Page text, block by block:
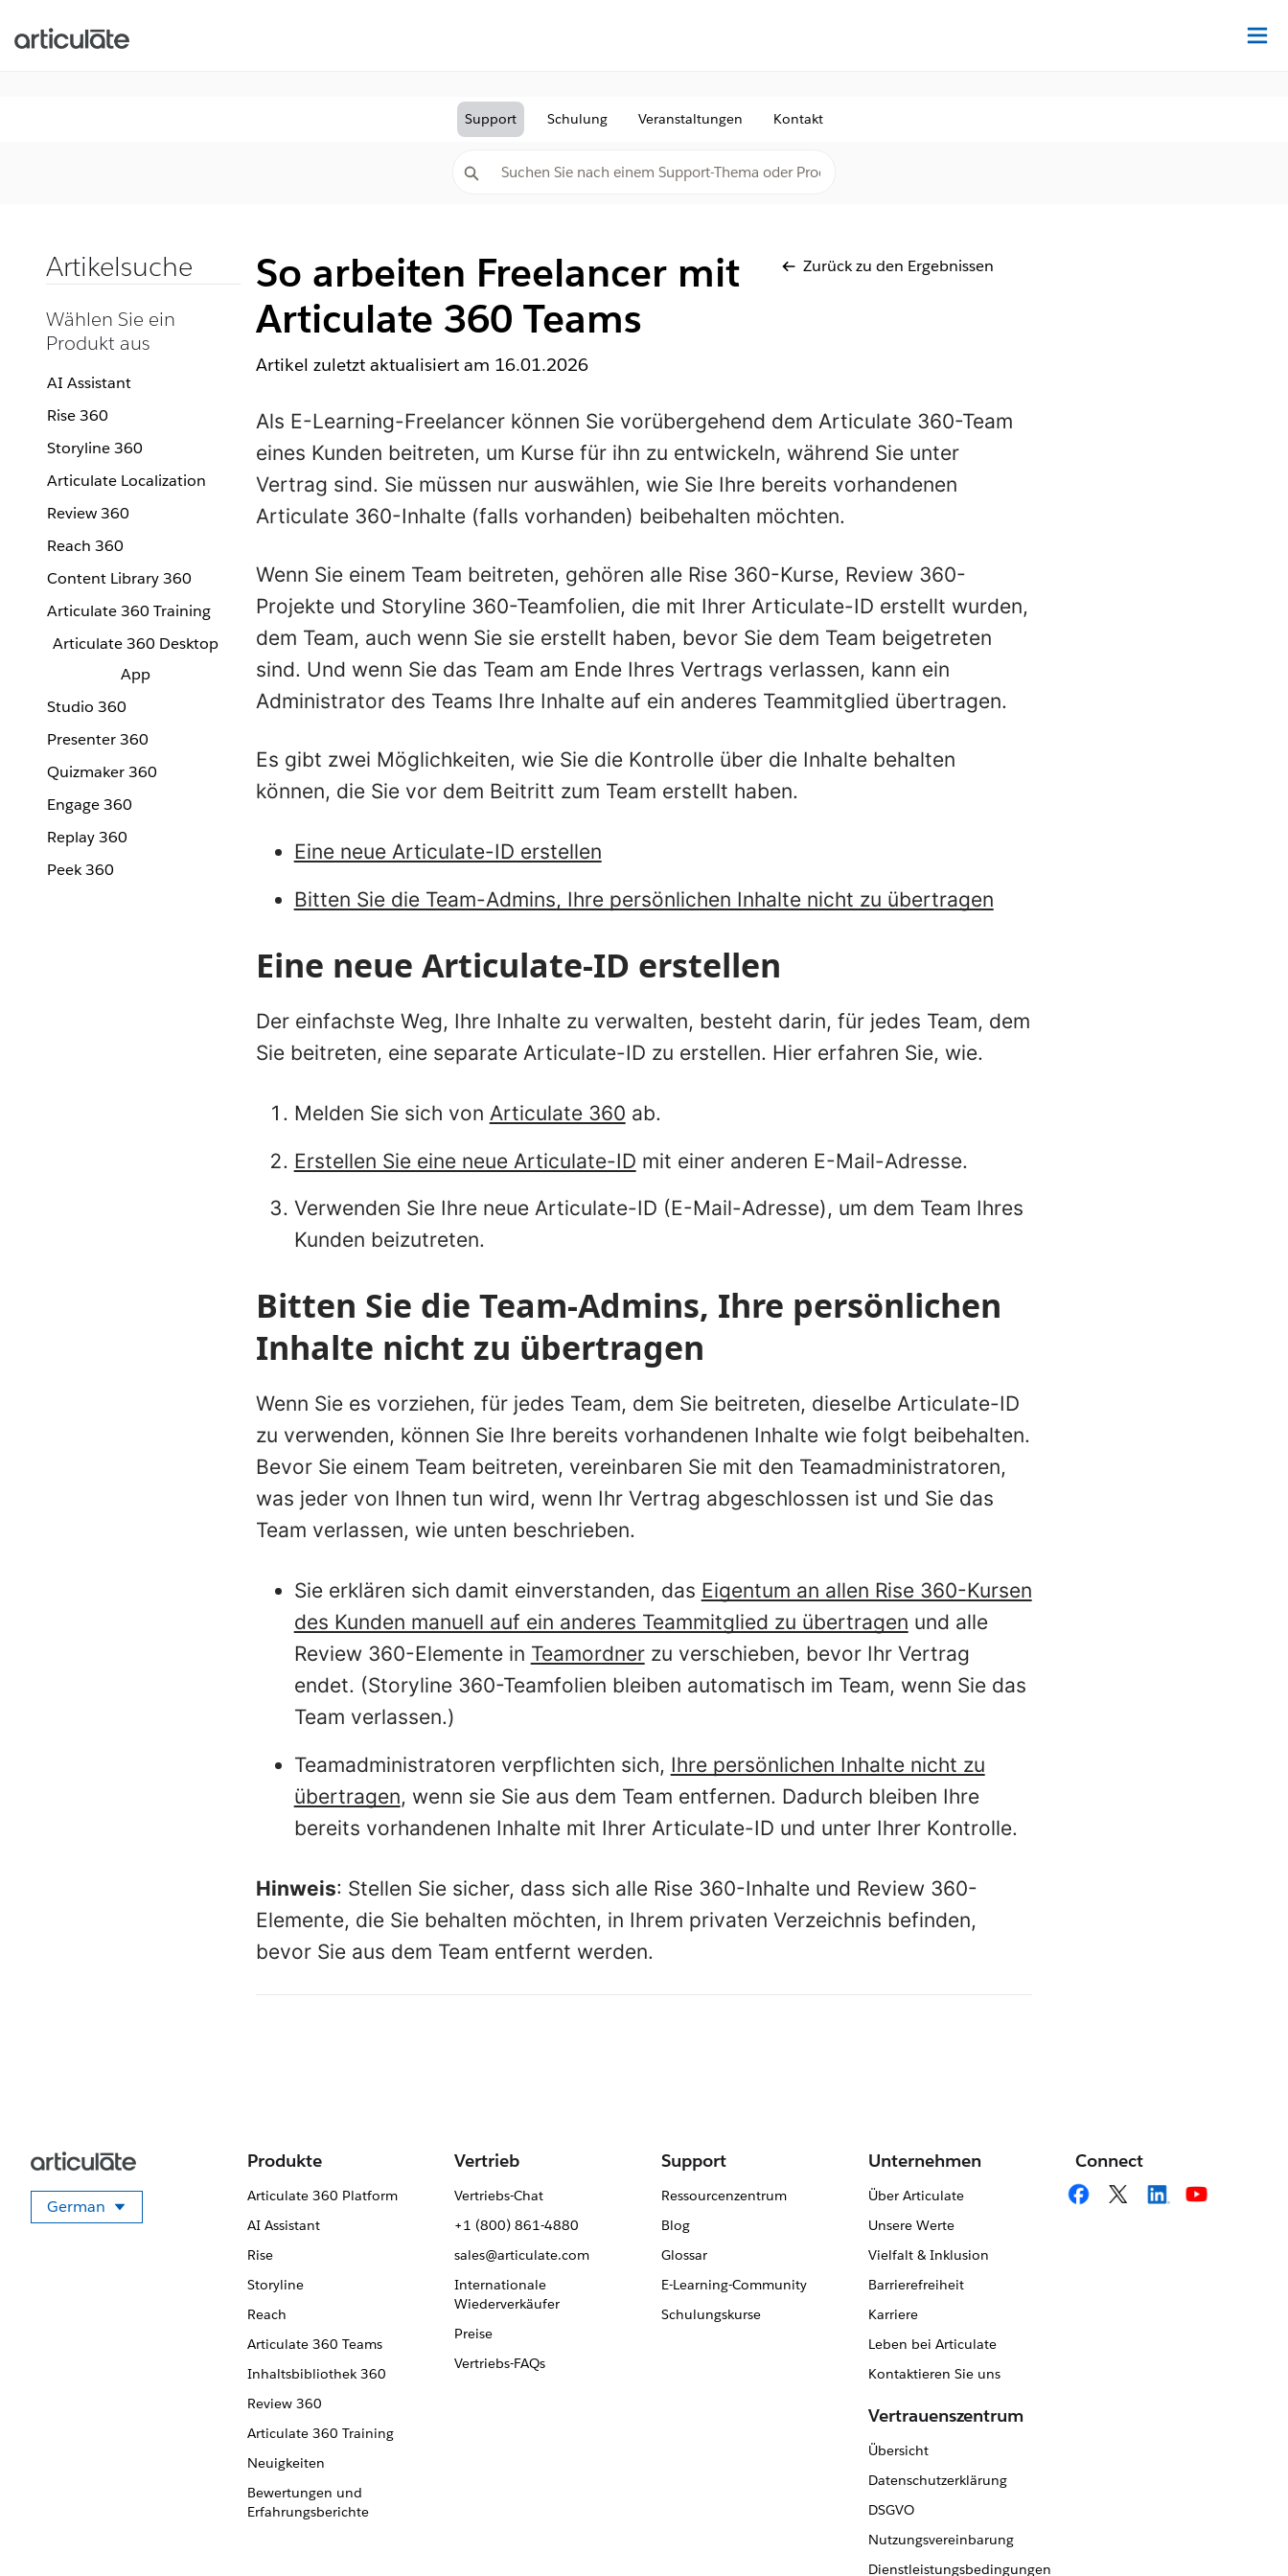
Support Schulung Veranstaltungen Kontakt
Artikelsuche
Wählen Sie ein
Produkt aus
AI Assistant
Rise 360
Storyline 360
Articulate Localization
Review 360
Reach 360
Content Library 360
Articulate 360 Training
Articulate 360 Desktop
App
Studio 360
Presenter 360
Quizmaker 360
Engage 360
Replay 360
Peek 360
So arbeiten Freelancer mit
Articulate 360 Teams
Zurück zu den Ergebnissen
Artikel zuletzt aktualisiert am 16.01.2026
Als E-Learning-Freelancer können Sie vorübergehend dem Articulate 360-Team
eines Kunden beitreten, um Kurse für ihn zu entwickeln, während Sie unter
Vertrag sind. Sie müssen nur auswählen, wie Sie Ihre bereits vorhandenen
Articulate 360-Inhalte (falls vorhanden) beibehalten möchten.
Wenn Sie einem Team beitreten, gehören alle Rise 360-Kurse, Review 360-
Projekte und Storyline 360-Teamfolien, die mit Ihrer Articulate-ID erstellt wurden,
dem Team, auch wenn Sie sie erstellt haben, bevor Sie dem Team beigetreten
sind. Und wenn Sie das Team am Ende Ihres Vertrags verlassen, kann ein
Administrator des Teams Ihre Inhalte auf ein anderes Teammitglied übertragen.
Es gibt zwei Möglichkeiten, wie Sie die Kontrolle über die Inhalte behalten
können, die Sie vor dem Beitritt zum Team erstellt haben.
Eine neue Articulate-ID erstellen
Bitten Sie die Team-Admins, Ihre persönlichen Inhalte nicht zu übertragen
Eine neue Articulate-ID erstellen
Der einfachste Weg, Ihre Inhalte zu verwalten, besteht darin, für jedes Team, dem
Sie beitreten, eine separate Articulate-ID zu erstellen. Hier erfahren Sie, wie.
Melden Sie sich von Articulate 360 ab.
Erstellen Sie eine neue Articulate-ID mit einer anderen E-Mail-Adresse.
Verwenden Sie Ihre neue Articulate-ID (E-Mail-Adresse), um dem Team Ihres
Kunden beizutreten.
Bitten Sie die Team-Admins, Ihre persönlichen
Inhalte nicht zu übertragen
Wenn Sie es vorziehen, für jedes Team, dem Sie beitreten, dieselbe Articulate-ID
zu verwenden, können Sie Ihre bereits vorhandenen Inhalte wie folgt beibehalten.
Bevor Sie einem Team beitreten, vereinbaren Sie mit den Teamadministratoren,
was jeder von Ihnen tun wird, wenn Ihr Vertrag abgeschlossen ist und Sie das
Team verlassen, wie unten beschrieben.
Sie erklären sich damit einverstanden, das Eigentum an allen Rise 360-Kursen
des Kunden manuell auf ein anderes Teammitglied zu übertragen und alle
Review 360-Elemente in Teamordnerzu verschieben, bevor Ihr Vertrag
endet. (Storyline 360-Teamfolien bleiben automatisch im Team, wenn Sie das
Team verlassen.)
Teamadministratoren verpflichten sich, Ihre persönlichen Inhalte nicht zu
übertragen, wenn sie Sie aus dem Team entfernen. Dadurch bleiben Ihre
bereits vorhandenen Inhalte mit Ihrer Articulate-ID und unter Ihrer Kontrolle.
Hinweis: Stellen Sie sicher, dass sich alle Rise 360-Inhalte und Review 360-
Elemente, die Sie behalten möchten, in Ihrem privaten Verzeichnis befinden,
bevor Sie aus dem Team entfernt werden.
German
Sprache auswählen
Produkte
Articulate 360 Platform
AI Assistant
Rise
Storyline
Reach
Articulate 360 Teams
Inhaltsbibliothek 360
Review 360
Articulate 360 Training
Neuigkeiten
Bewertungen und
Erfahrungsberichte
Vertrieb
Vertriebs-Chat
+1 (800) 861-4880
sales@articulate.com
Internationale
Wiederverkäufer
Preise
Vertriebs-FAQs
Support
Ressourcenzentrum
Blog
Glossar
E-Learning-Community
Schulungskurse
Unternehmen
Über Articulate
Unsere Werte
Vielfalt & Inklusion
Barrierefreiheit
Karriere
Leben bei Articulate
Kontaktieren Sie uns
Vertrauenszentrum
Übersicht
Datenschutzerklärung
DSGVO
Nutzungsvereinbarung
Dienstleistungsbedingungen
Connect